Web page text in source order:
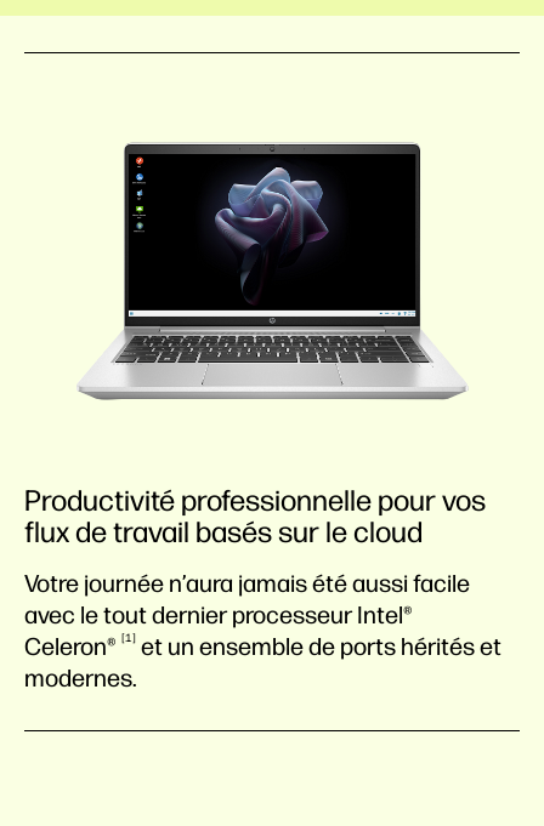
Productivité professionnelle pour vos
flux de travail basés sur le cloud
Votre journée n’aura jamais été aussi facile
avec le tout dernier processeur Intel®
Celeron®
1
et un ensemble de ports hérités et
modernes.